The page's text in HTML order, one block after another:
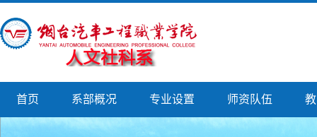
首页 系部概况 专业设置 师资队伍